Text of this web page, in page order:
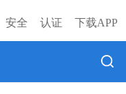
安全 认证 下载APP